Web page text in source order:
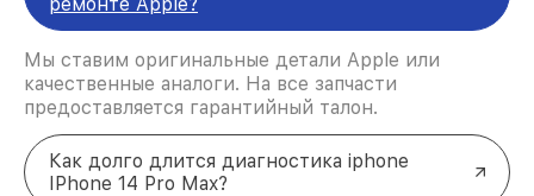
Мы ставим оригинальные детали Apple или
качественные аналоги. На все запчасти
предоставляется гарантийный талон.
Как долго длится диагностика iphone
IPhone 14 Pro Max?